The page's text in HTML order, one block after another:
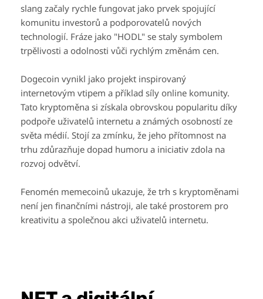
slang začaly rychle fungovat jako prvek spojující
komunitu investorů a podporovatelů nových
technologií. Fráze jako "HODL" se staly symbolem
trpělivosti a odolnosti vůči rychlým změnám cen.
Dogecoin vynikl jako projekt inspirovaný
internetovým vtipem a příklad síly online komunity.
Tato kryptoměna si získala obrovskou popularitu díky
podpoře uživatelů internetu a známých osobností ze
světa médií. Stojí za zmínku, že jeho přítomnost na
trhu zdůrazňuje dopad humoru a iniciativ zdola na
rozvoj odvětví.
Fenomén memecoinů ukazuje, že trh s kryptoměnami
není jen finančními nástroji, ale také prostorem pro
kreativitu a společnou akci uživatelů internetu.